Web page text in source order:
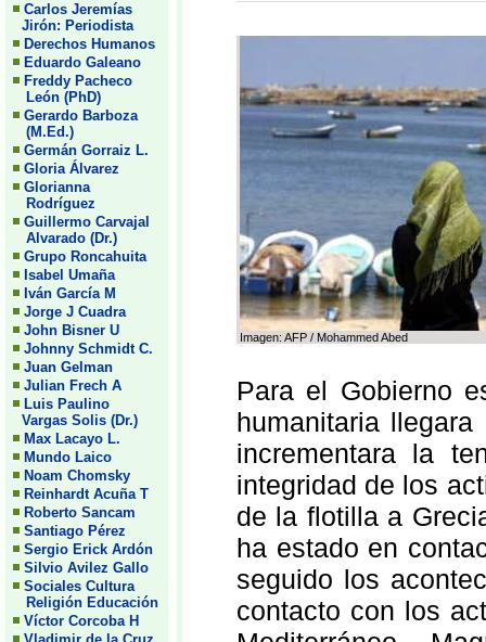
Carlos Jeremías
Jirón: Periodista
Derechos Humanos
Eduardo Galeano
Freddy Pacheco
León (PhD)
Gerardo Barboza
(M.Ed.)
Germán Gorraiz L.
Gloria Álvarez
Glorianna
Rodríguez
Guillermo Carvajal
Alvarado (Dr.)
Grupo Roncahuita
Isabel Umaña
Iván García M
Jorge J Cuadra
John Bisner U
Johnny Schmidt C.
Juan Gelman
Julian Frech A
Luis Paulino
Vargas Solis (Dr.)
Max Lacayo L.
Mundo Laico
Noam Chomsky
Reinhardt Acuña T
Roberto Sancam
Santiago Pérez
Sergio Erick Ardón
Silvio Avilez Gallo
Sociales Cultura
Religión Educación
Víctor Corcoba H
Imagen: AFP / Mohammed Abed
Para el Gobierno
humanitaria
incrementara la
integridad de los
de la flotilla a
ha estado en
seguido los
contacto con los